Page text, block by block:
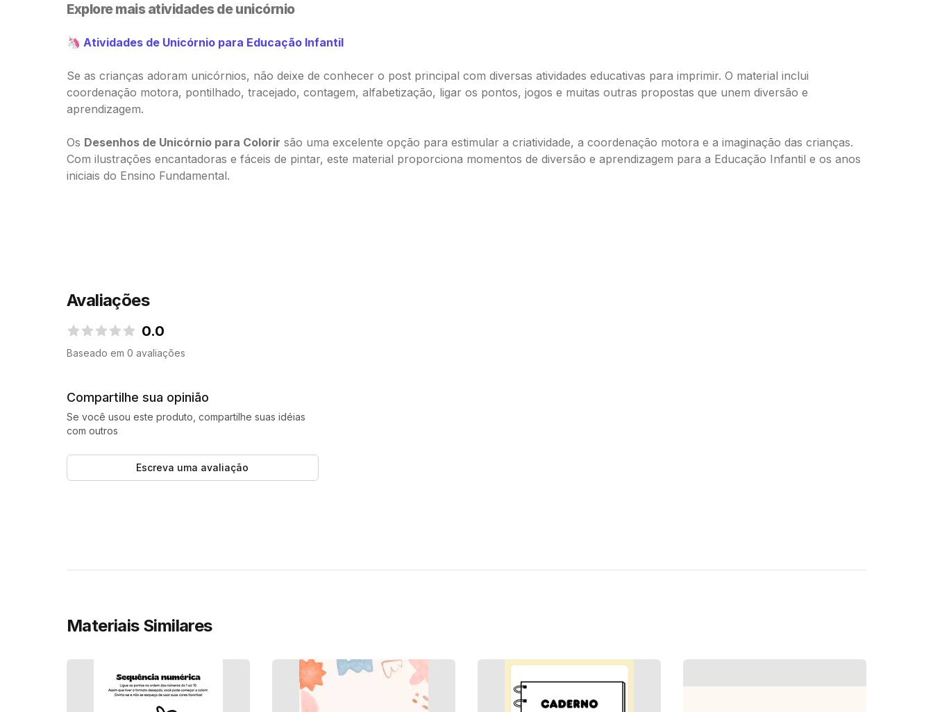
Explore mais atividades de unicórnio
🦄 Atividades de Unicórnio para Educação Infantil
Se as crianças adoram unicórnios, não deixe de conhecer o post principal com diversas atividades educativas para imprimir. O material inclui
coordenação motora, pontilhado, tracejado, contagem, alfabetização, ligar os pontos, jogos e muitas outras propostas que unem diversão e
aprendizagem.
Os Desenhos de Unicórnio para Colorir são uma excelente opção para estimular a criatividade, a coordenação motora e a imaginação das crianças.
Com ilustrações encantadoras e fáceis de pintar, este material proporciona momentos de diversão e aprendizagem para a Educação Infantil e os anos
iniciais do Ensino Fundamental.
Avaliações
0.0
Baseado em 0 avaliações
Compartilhe sua opinião
Se você usou este produto, compartilhe suas idéias
com outros
Escreva uma avaliação
Materiais Similares